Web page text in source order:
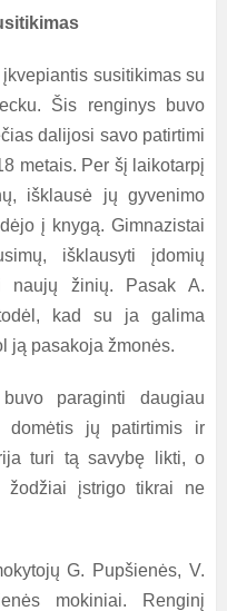
susitikimas su
Šis renginys buvo
dalijosi savo patirtimi
metais. Per šį laikotarpį
išklausė jų gyvenimo
į knygą. Gimnazistai
išklausyti įdomių
naujų žinių. Pasak A.
kad su ja galima
ją pasakoja žmonės.
paraginti daugiau
domėtis jų patirtimis ir
turi tą savybę likti, o
žodžiai įstrigo tikrai ne
G. Pupšienės, V.
mokiniai. Renginį